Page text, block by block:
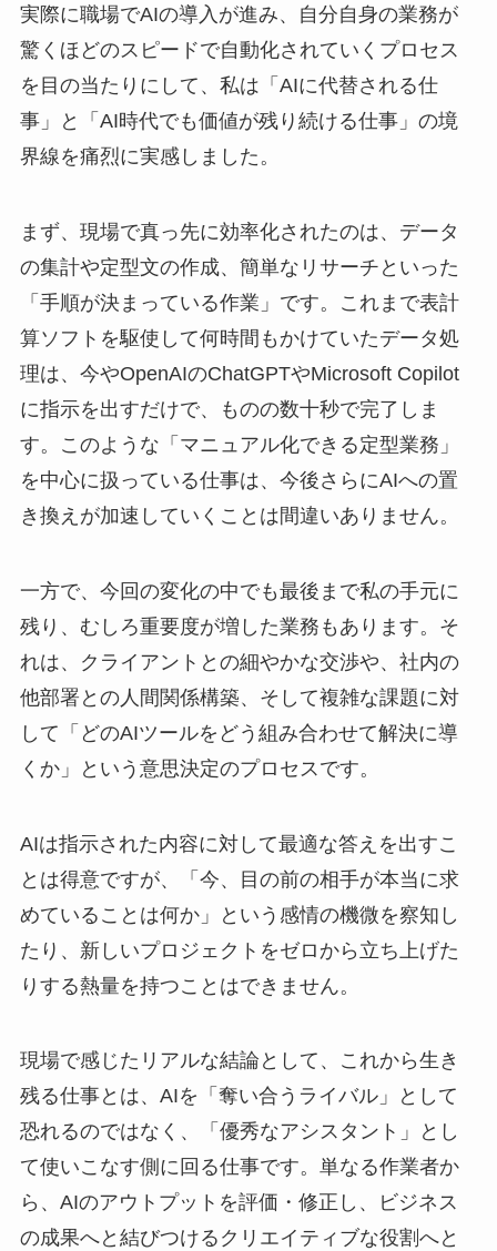
実際に職場でAIの導入が進み、自分自身の業務が
驚くほどのスピードで自動化されていくプロセス
を目の当たりにして、私は「AIに代替される仕
事」と「AI時代でも価値が残り続ける仕事」の境
界線を痛烈に実感しました。
まず、現場で真っ先に効率化されたのは、データ
の集計や定型文の作成、簡単なリサーチといった
「手順が決まっている作業」です。これまで表計
算ソフトを駆使して何時間もかけていたデータ処
理は、今やOpenAIのChatGPTやMicrosoft Copilot
に指示を出すだけで、ものの数十秒で完了しま
す。このような「マニュアル化できる定型業務」
を中心に扱っている仕事は、今後さらにAIへの置
き換えが加速していくことは間違いありません。
一方で、今回の変化の中でも最後まで私の手元に
残り、むしろ重要度が増した業務もあります。そ
れは、クライアントとの細やかな交渉や、社内の
他部署との人間関係構築、そして複雑な課題に対
して「どのAIツールをどう組み合わせて解決に導
くか」という意思決定のプロセスです。
AIは指示された内容に対して最適な答えを出すこ
とは得意ですが、「今、目の前の相手が本当に求
めていることは何か」という感情の機微を察知し
たり、新しいプロジェクトをゼロから立ち上げた
りする熱量を持つことはできません。
現場で感じたリアルな結論として、これから生き
残る仕事とは、AIを「奪い合うライバル」として
恐れるのではなく、「優秀なアシスタント」とし
て使いこなす側に回る仕事です。単なる作業者か
ら、AIのアウトプットを評価・修正し、ビジネス
の成果へと結びつけるクリエイティブな役割へと